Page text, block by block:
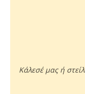
Κάλεσέ μας ή